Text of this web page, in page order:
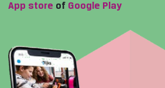
App store of Google Play